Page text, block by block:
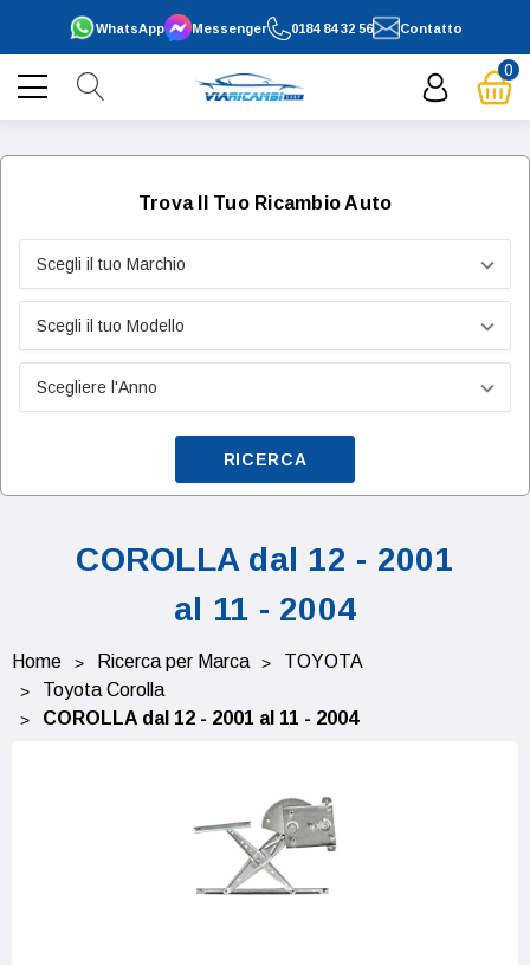
0184 84 32 56
WhatsApp Contatto
Messenger
0
Trova Il Tuo Ricambio Auto
RICERCA
COROLLA dal 12 - 2001
al 11 - 2004
Home Ricerca per Marca
TOYOTA
Toyota Corolla
COROLLA dal 12 - 2001 al 11 - 2004